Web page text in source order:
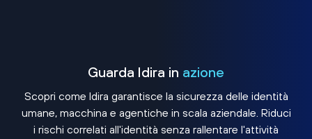
Guarda Idira in azione
Scopri come Idira garantisce la sicurezza delle identità
umane, macchina e agentiche in scala aziendale. Riduci
i rischi correlati all'identità senza rallentare l'attività